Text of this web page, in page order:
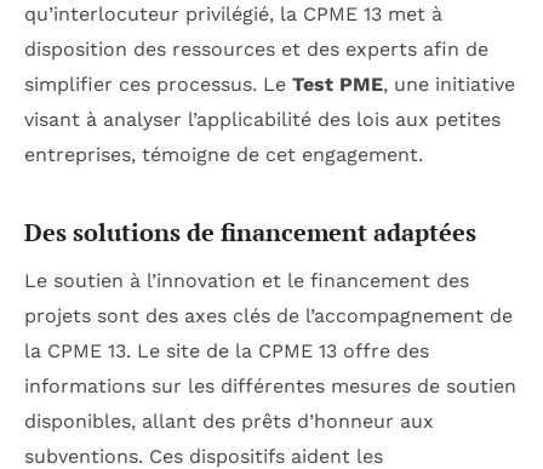
qu’interlocuteur privilégié, la CPME 13 met à
disposition des ressources et des experts afin de
simplifier ces processus. Le Test PME, une initiative
visant à analyser l’applicabilité des lois aux petites
entreprises, témoigne de cet engagement.
Des solutions de financement adaptées
Le soutien à l’innovation et le financement des
projets sont des axes clés de l’accompagnement de
la CPME 13. Le site de la CPME 13 offre des
informations sur les différentes mesures de soutien
disponibles, allant des prêts d’honneur aux
subventions. Ces dispositifs aident les